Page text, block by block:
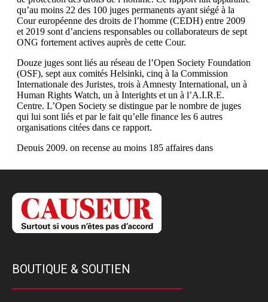
BOUTIQUE & SOUTIEN